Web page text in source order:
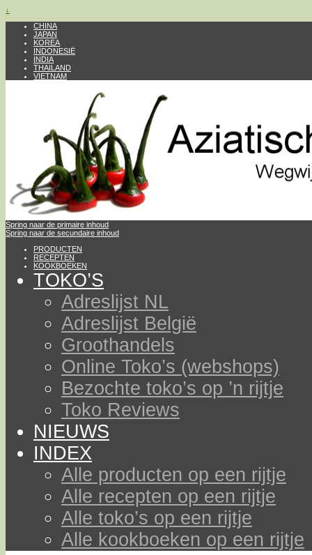
↓
CHINA
JAPAN
KOREA
INDONESIË
INDIA
THAILAND
VIETNAM
Spring naar de primaire inhoud
Spring naar de secundaire inhoud
PRODUCTEN
RECEPTEN
KOOKBOEKEN
TOKO’S
Adreslijst NL
Adreslijst België
Groothandels
Online Toko’s (webshops)
Bezochte toko’s op ’n rijtje
Toko Reviews
NIEUWS
INDEX
Alle producten op een rijtje
Alle recepten op een rijtje
Alle toko’s op een rijtje
Alle kookboeken op een rijtje